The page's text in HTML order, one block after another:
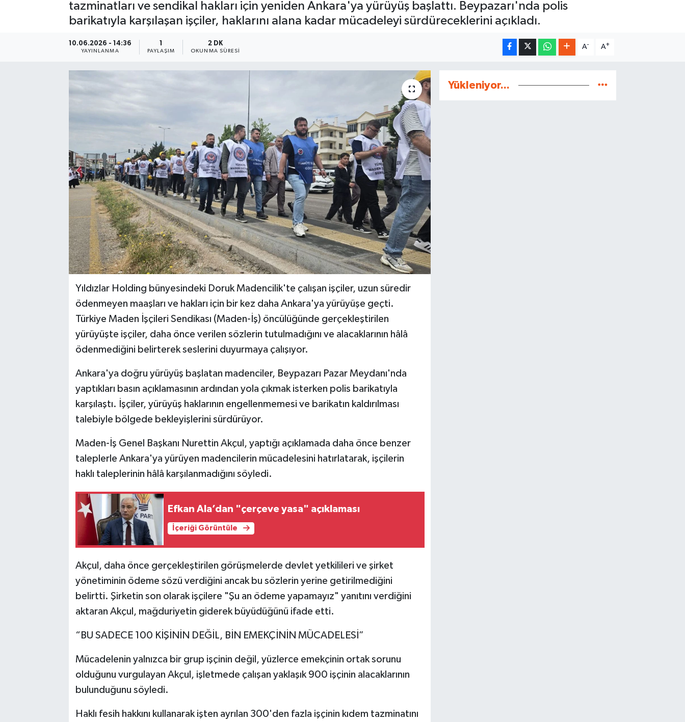
tazminatları ve sendikal hakları için yeniden Ankara'ya yürüyüş başlattı. Beypazarı'nda polis
barikatıyla karşılaşan işçiler, haklarını alana kadar mücadeleyi sürdüreceklerini açıkladı.
10.06.2026 - 14:36
YAYINLANMA
1
PAYLAŞIM
2 DK
OKUNMA SÜRESI
A- A+
Yıldızlar Holding bünyesindeki Doruk Madencilik'te çalışan işçiler, uzun süredir
ödenmeyen maaşları ve hakları için bir kez daha Ankara'ya yürüyüşe geçti.
Türkiye Maden İşçileri Sendikası (Maden-İş) öncülüğünde gerçekleştirilen
yürüyüşte işçiler, daha önce verilen sözlerin tutulmadığını ve alacaklarının hâlâ
ödenmediğini belirterek seslerini duyurmaya çalışıyor.
Ankara'ya doğru yürüyüş başlatan madenciler, Beypazarı Pazar Meydanı'nda
yaptıkları basın açıklamasının ardından yola çıkmak isterken polis barikatıyla
karşılaştı. İşçiler, yürüyüş haklarının engellenmemesi ve barikatın kaldırılması
talebiyle bölgede bekleyişlerini sürdürüyor.
Maden-İş Genel Başkanı Nurettin Akçul, yaptığı açıklamada daha önce benzer
taleplerle Ankara'ya yürüyen madencilerin mücadelesini hatırlatarak, işçilerin
haklı taleplerinin hâlâ karşılanmadığını söyledi.
Efkan Ala’dan "çerçeve yasa" açıklaması
İçeriği Görüntüle
Akçul, daha önce gerçekleştirilen görüşmelerde devlet yetkilileri ve şirket
yönetiminin ödeme sözü verdiğini ancak bu sözlerin yerine getirilmediğini
belirtti. Şirketin son olarak işçilere "Şu an ödeme yapamayız" yanıtını verdiğini
aktaran Akçul, mağduriyetin giderek büyüdüğünü ifade etti.
“BU SADECE 100 KİŞİNİN DEĞİL, BİN EMEKÇİNİN MÜCADELESİ”
Mücadelenin yalnızca bir grup işçinin değil, yüzlerce emekçinin ortak sorunu
olduğunu vurgulayan Akçul, işletmede çalışan yaklaşık 900 işçinin alacaklarının
bulunduğunu söyledi.
Haklı fesih hakkını kullanarak işten ayrılan 300'den fazla işçinin kıdem tazminatını
Yükleniyor...